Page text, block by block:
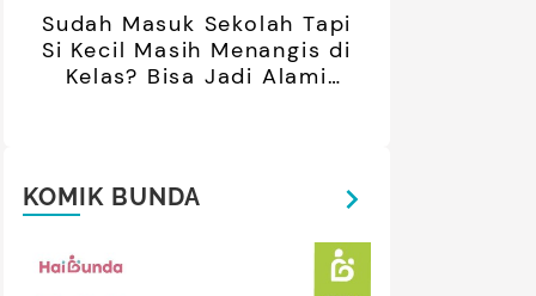
Sudah Masuk Sekolah Tapi
Si Kecil Masih Menangis di
Kelas? Bisa Jadi Alami
KOMIK BUNDA